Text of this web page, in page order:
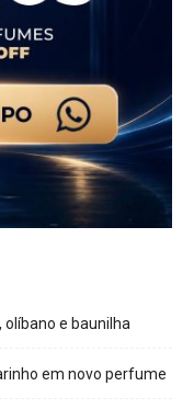
olíbano e baunilha
em novo perfume